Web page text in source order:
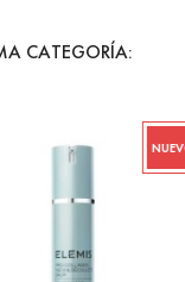
CATEGORÍA:
NUEVO